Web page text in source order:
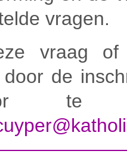
vragen.
vraag of
door de
te e-